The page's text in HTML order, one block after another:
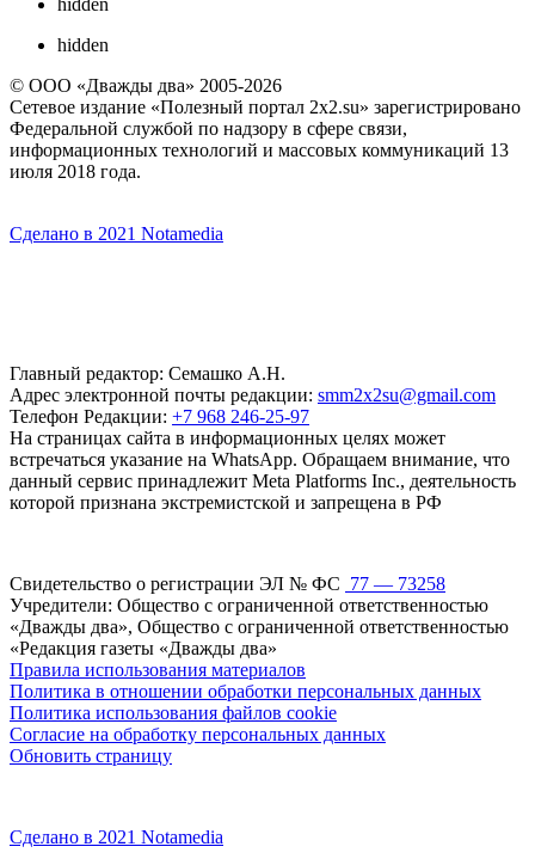
hidden
hidden
© ООО «Дважды два» 2005-2026
Сетевое издание «Полезный портал 2x2.su» зарегистрировано
Федеральной службой по надзору в сфере связи,
информационных технологий и массовых коммуникаций 13
июля 2018 года.
Сделано в 2021 Notamedia
Главный редактор: Семашко А.Н.
Адрес электронной почты редакции: smm2x2su@gmail.com
Телефон Редакции: +7 968 246-25-97
На страницах сайта в информационных целях может
встречаться указание на WhatsApp. Обращаем внимание, что
данный сервис принадлежит Meta Platforms Inc., деятельность
которой признана экстремистской и запрещена в РФ
Свидетельство о регистрации ЭЛ № ФС 77 — 73258
Учредители: Общество с ограниченной ответственностью
«Дважды два», Общество с ограниченной ответственностью
«Редакция газеты «Дважды два»
Правила использования материалов
Политика в отношении обработки персональных данных
Политика использования файлов cookie
Согласие на обработку персональных данных
Обновить страницу
Сделано в 2021 Notamedia